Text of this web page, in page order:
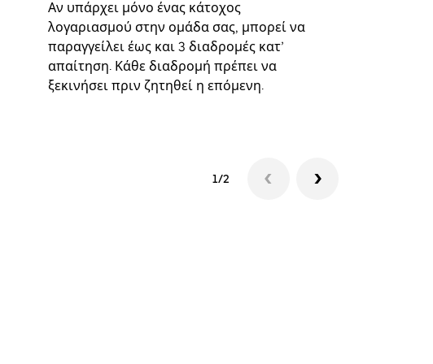
Αν υπάρχει μόνο ένας κάτοχος
λογαριασμού στην ομάδα σας, μπορεί να
παραγγείλει έως και 3 διαδρομές κατ’
απαίτηση. Κάθε διαδρομή πρέπει να
ξεκινήσει πριν ζητηθεί η επόμενη.
1/2